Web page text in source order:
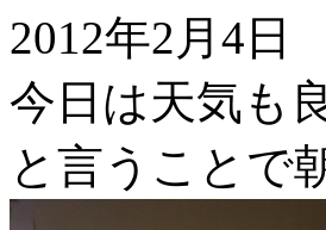
2012年2月4日
今日は天気も
と言うことで